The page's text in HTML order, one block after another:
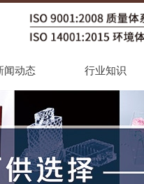
闻动态 行业知识